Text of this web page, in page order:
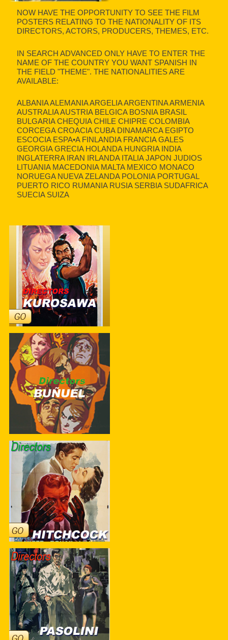
NOW HAVE THE OPPORTUNITY TO SEE THE FILM
POSTERS RELATING TO THE NATIONALITY OF ITS
DIRECTORS, ACTORS, PRODUCERS, THEMES, ETC.
IN SEARCH ADVANCED ONLY HAVE TO ENTER THE
NAME OF THE COUNTRY YOU WANT SPANISH IN
THE FIELD "THEME". THE NATIONALITIES ARE
AVAILABLE:
ALBANIA ALEMANIA ARGELIA ARGENTINA ARMENIA
AUSTRALIA AUSTRIA BELGICA BOSNIA BRASIL
BULGARIA CHEQUIA CHILE CHIPRE COLOMBIA
CORCEGA CROACIA CUBA DINAMARCA EGIPTO
ESCOCIA ESPA•A FINLANDIA FRANCIA GALES
GEORGIA GRECIA HOLANDA HUNGRIA INDIA
INGLATERRA IRAN IRLANDA ITALIA JAPON JUDIOS
LITUANIA MACEDONIA MALTA MEXICO MONACO
NORUEGA NUEVA ZELANDA POLONIA PORTUGAL
PUERTO RICO RUMANIA RUSIA SERBIA SUDAFRICA
SUECIA SUIZA